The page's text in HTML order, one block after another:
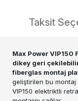
Taksit
Max Power VIP150
dikey geri
fiberglas montaj
geliştirilen bu montaj
VIP150 elektriktli